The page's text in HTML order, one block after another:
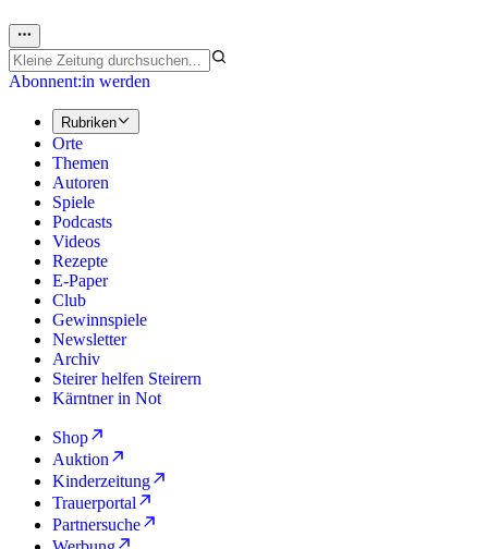
Abonnent:in werden
Rubriken
Orte
Themen
Autoren
Spiele
Podcasts
Videos
Rezepte
E-Paper
Club
Gewinnspiele
Newsletter
Archiv
Steirer helfen Steirern
Kärntner in Not
Shop
Auktion
Kinderzeitung
Trauerportal
Partnersuche